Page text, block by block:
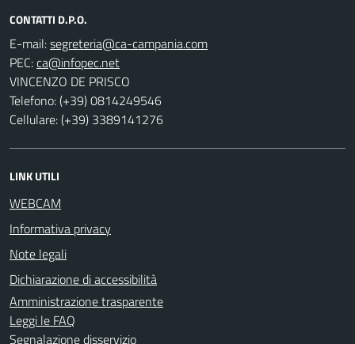
CONTATTI D.P.O.
E-mail:
PEC:
VINCENZO DE PRISCO
Telefono: (+39) 0814249546
Cellulare: (+39) 3389141276
LINK UTILI
WEBCAM
Informativa privacy
Note legali
Dichiarazione di accessibilità
Amministrazione trasparente
Leggi le FAQ
Segnalazione disservizio